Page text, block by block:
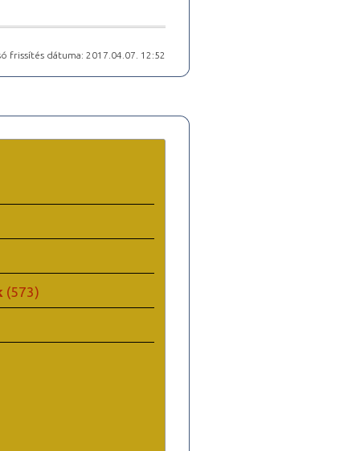
frissítés dátuma: 2017.04.07. 12:52
(573)